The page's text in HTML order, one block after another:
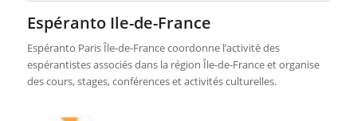
Espéranto Ile-de-France
Espéranto Paris Île-de-France coordonne l’activité des
espérantistes associés dans la région Île-de-France et organise
des cours, stages, conférences et activités culturelles.